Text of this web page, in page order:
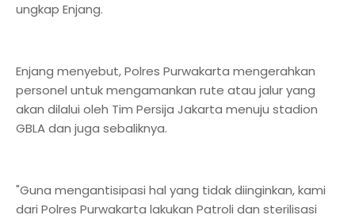
ungkap Enjang.
Enjang menyebut, Polres Purwakarta mengerahkan
personel untuk mengamankan rute atau jalur yang
akan dilalui oleh Tim Persija Jakarta menuju stadion
GBLA dan juga sebaliknya.
"Guna mengantisipasi hal yang tidak diinginkan, kami
dari Polres Purwakarta lakukan Patroli dan sterilisasi